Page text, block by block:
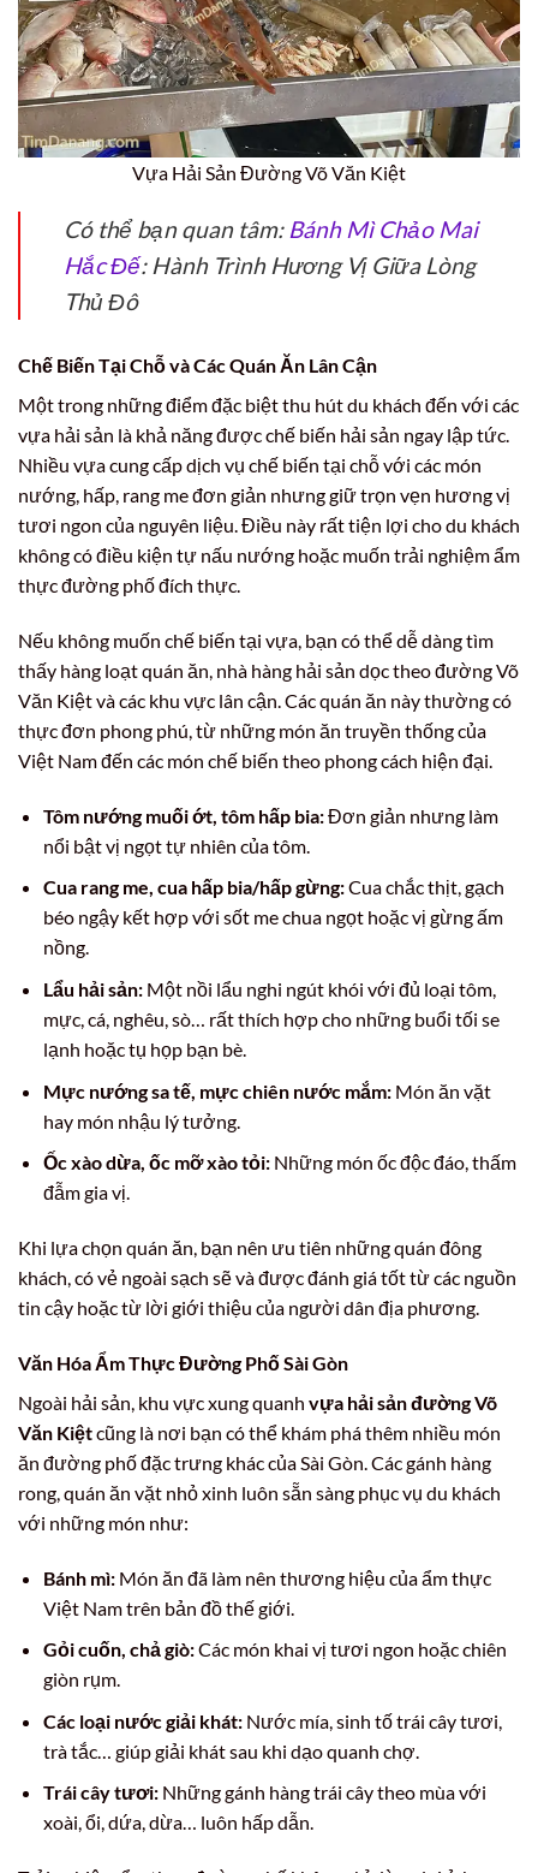
Vựa Hải Sản Đường Võ Văn Kiệt
Có thể bạn quan tâm: Bánh Mì Chảo Mai
Hắc Đế: Hành Trình Hương Vị Giữa Lòng
Thủ Đô
Chế Biến Tại Chỗ và Các Quán Ăn Lân Cận
Một trong những điểm đặc biệt thu hút du khách đến với các
vựa hải sản là khả năng được chế biến hải sản ngay lập tức.
Nhiều vựa cung cấp dịch vụ chế biến tại chỗ với các món
nướng, hấp, rang me đơn giản nhưng giữ trọn vẹn hương vị
tươi ngon của nguyên liệu. Điều này rất tiện lợi cho du khách
không có điều kiện tự nấu nướng hoặc muốn trải nghiệm ẩm
thực đường phố đích thực.
Nếu không muốn chế biến tại vựa, bạn có thể dễ dàng tìm
thấy hàng loạt quán ăn, nhà hàng hải sản dọc theo đường Võ
Văn Kiệt và các khu vực lân cận. Các quán ăn này thường có
thực đơn phong phú, từ những món ăn truyền thống của
Việt Nam đến các món chế biến theo phong cách hiện đại.
Tôm nướng muối ớt, tôm hấp bia:Đơn giản nhưng làm
nổi bật vị ngọt tự nhiên của tôm.
Cua rang me, cua hấp bia/hấp gừng:Cua chắc thịt, gạch
béo ngậy kết hợp với sốt me chua ngọt hoặc vị gừng ấm
nồng.
Lẩu hải sản:Một nồi lẩu nghi ngút khói với đủ loại tôm,
mực, cá, nghêu, sò… rất thích hợp cho những buổi tối se
lạnh hoặc tụ họp bạn bè.
Mực nướng sa tế, mực chiên nước mắm:Món ăn vặt
hay món nhậu lý tưởng.
Ốc xào dừa, ốc mỡ xào tỏi:Những món ốc độc đáo, thấm
đẫm gia vị.
Khi lựa chọn quán ăn, bạn nên ưu tiên những quán đông
khách, có vẻ ngoài sạch sẽ và được đánh giá tốt từ các nguồn
tin cậy hoặc từ lời giới thiệu của người dân địa phương.
Văn Hóa Ẩm Thực Đường Phố Sài Gòn
Ngoài hải sản, khu vực xung quanh vựa hải sản đường Võ
Văn Kiệtcũng là nơi bạn có thể khám phá thêm nhiều món
ăn đường phố đặc trưng khác của Sài Gòn. Các gánh hàng
rong, quán ăn vặt nhỏ xinh luôn sẵn sàng phục vụ du khách
với những món như:
Bánh mì:Món ăn đã làm nên thương hiệu của ẩm thực
Việt Nam trên bản đồ thế giới.
Gỏi cuốn, chả giò:Các món khai vị tươi ngon hoặc chiên
giòn rụm.
Các loại nước giải khát:Nước mía, sinh tố trái cây tươi,
trà tắc… giúp giải khát sau khi dạo quanh chợ.
Trái cây tươi:Những gánh hàng trái cây theo mùa với
xoài, ổi, dứa, dừa… luôn hấp dẫn.